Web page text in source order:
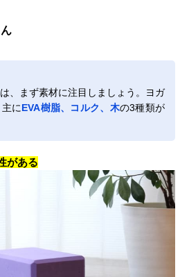
、まず素材に注目しましょう。ヨガ
にEVA樹脂、コルク、木の3種類が
がある